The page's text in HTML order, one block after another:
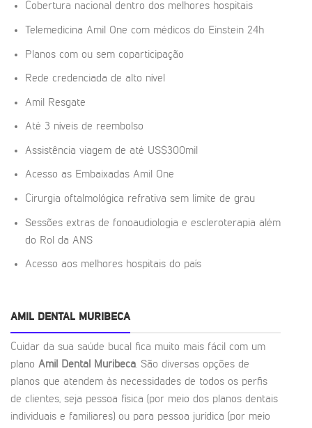
Cobertura nacional dentro dos melhores hospitais
Telemedicina Amil One com médicos do Einstein 24h
Planos com ou sem coparticipação
Rede credenciada de alto nível
Amil Resgate
Até 3 níveis de reembolso
Assistência viagem de até US$300mil
Acesso as Embaixadas Amil One
Cirurgia oftalmológica refrativa sem limite de grau
Sessões extras de fonoaudiologia e escleroterapia além
do Rol da ANS
Acesso aos melhores hospitais do país
AMIL DENTAL MURIBECA
Cuidar da sua saúde bucal fica muito mais fácil com um
plano Amil Dental Muribeca. São diversas opções de
planos que atendem às necessidades de todos os perfis
de clientes, seja pessoa física (por meio dos planos dentais
individuais e familiares) ou para pessoa jurídica (por meio